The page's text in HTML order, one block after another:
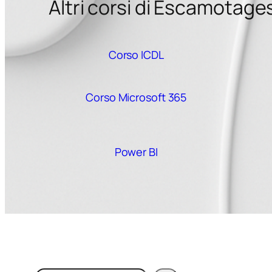
Altri corsi di
Corso ICDL
Corso Microsoft 365
Power BI